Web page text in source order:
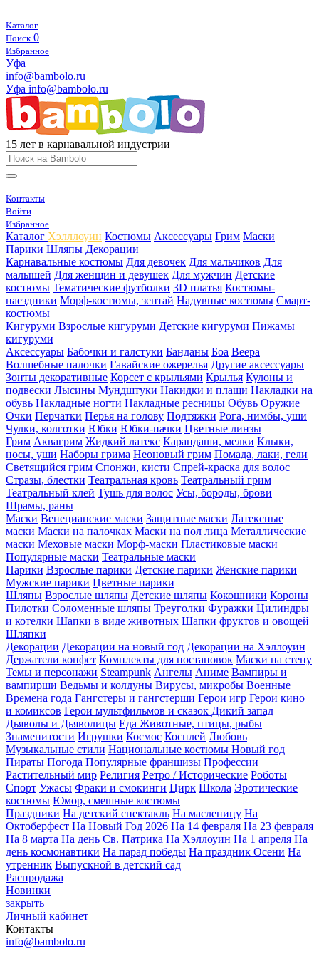
Каталог
Поиск 0
Избранное
Уфа
info@bambolo.ru
Уфа info@bambolo.ru
15 лет в карнавальной индустрии
Контакты
Войти
Избранное
Каталог Хэлллоуин Костюмы Аксессуары Грим Маски
Парики Шляпы Декорации
Карнавальные костюмы Для девочек Для мальчиков Для
малышей Для женщин и девушек Для мужчин Детские
костюмы Тематические футболки 3D платья Костюмы-
наездники Морф-костюмы, зентай Надувные костюмы Смарт-
костюмы
Кигуруми Взрослые кигуруми Детские кигуруми Пижамы
кигуруми
Аксессуары Бабочки и галстуки Банданы Боа Веера
Волшебные палочки Гавайские ожерелья Другие аксессуары
Зонты декоративные Корсет с крыльями Крылья Кулоны и
подвески Лысины Мундштуки Накидки и плащи Накладки на
обувь Накладные ногти Накладные ресницы Обувь Оружие
Очки Перчатки Перья на голову Подтяжки Рога, нимбы, уши
Чулки, колготки Юбки Юбки-пачки Цветные линзы
Грим Аквагрим Жидкий латекс Карандаши, мелки Клыки,
носы, уши Наборы грима Неоновый грим Помада, лаки, гели
Светящийся грим Спонжи, кисти Спрей-краска для волос
Стразы, блестки Театральная кровь Театральный грим
Театральный клей Тушь для волос Усы, бороды, брови
Шрамы, раны
Маски Венецианские маски Защитные маски Латексные
маски Маски на палочках Маски на пол лица Металлические
маски Меховые маски Морф-маски Пластиковые маски
Популярные маски Театральные маски
Парики Взрослые парики Детские парики Женские парики
Мужские парики Цветные парики
Шляпы Взрослые шляпы Детские шляпы Кокошники Короны
Пилотки Соломенные шляпы Треуголки Фуражки Цилиндры
и котелки Шапки в виде животных Шапки фруктов и овощей
Шляпки
Декорации Декорации на новый год Декорации на Хэллоуин
Держатели конфет Комплекты для постановок Маски на стену
Темы и персонажи Steampunk Ангелы Аниме Вампиры и
вампирши Ведьмы и колдуны Вирусы, микробы Военные
Времена года Гангстеры и гангстерши Герои игр Герои кино
и комиксов Герои мультфильмов и сказок Дикий запад
Дьяволы и Дьяволицы Еда Животные, птицы, рыбы
Знаменитости Игрушки Космос Косплей Любовь
Музыкальные стили Национальные костюмы Новый год
Пираты Погода Популярные франшизы Профессии
Растительный мир Религия Ретро / Исторические Роботы
Спорт Ужасы Фраки и смокинги Цирк Школа Эротические
костюмы Юмор, смешные костюмы
Праздники На детский спектакль На масленицу На
Октоберфест На Новый Год 2026 На 14 февраля На 23 февраля
На 8 марта На день Св. Патрика На Хэллоуин На 1 апреля На
день космонавтики На парад победы На праздник Осени На
утренник Выпускной в детский сад
Распродажа
Новинки
закрыть
Личный кабинет
Контакты
info@bambolo.ru